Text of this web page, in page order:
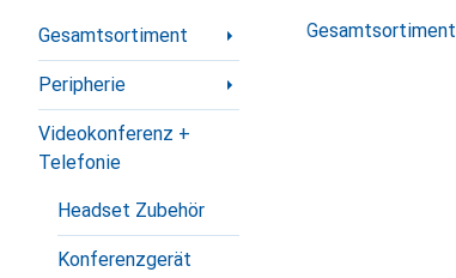
Navigation nach Kategorien
Gesamtsortiment
Peripherie
Videokonferenz +
Telefonie
Headset Zubehör
Konferenzgerät
Gesamtsortiment